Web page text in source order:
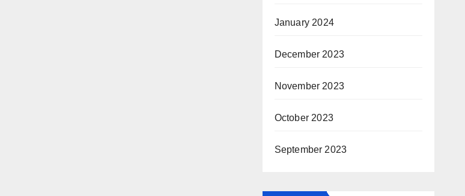
January 2024
December 2023
November 2023
October 2023
September 2023